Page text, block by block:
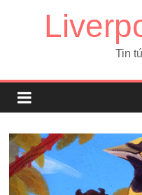
Tin